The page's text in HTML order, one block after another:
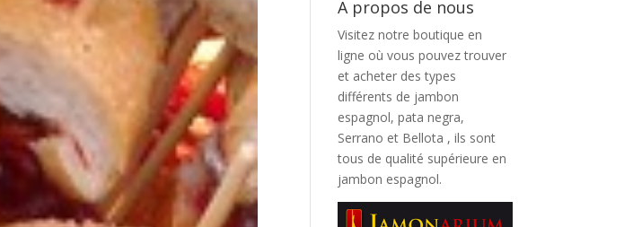
A propos de nous
Visitez notre boutique en
ligne où vous pouvez trouver
et acheter des types
différents de jambon
espagnol, pata negra,
Serrano et Bellota , ils sont
tous de qualité supérieure en
jambon espagnol.